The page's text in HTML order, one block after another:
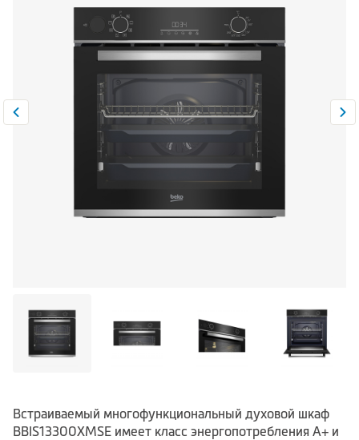
Климатическая техника
Встраиваемый многофункциональный духовой шкаф
BBIS13300XMSE имеет класс энергопотребления А+ и